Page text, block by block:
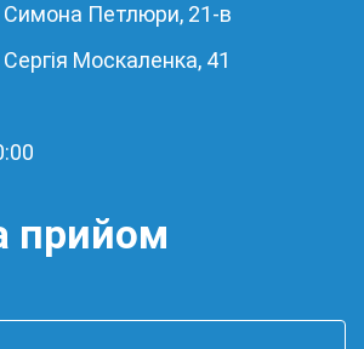
Симона Петлюри, 21-в
Москаленка, 41
прийом